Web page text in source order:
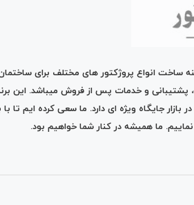
ساخت انواع پروژکتور های مختلف برای
پشتیبانی و خدمات پس از فروش میباشد. این
جایگاه ویژه ای دارد. ما سعی کرده ایم تا با
ما همیشه در کنار شما خواهیم بود.